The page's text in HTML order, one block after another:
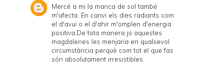
Mercé a mi la manca de sol també
m'afecta. En canvi els dies radiants com
el d'avui o el d'ahir m'omplen d'energia
positiva.De tota manera jo aquestes
magdalenes les menjaria en qualsevol
circumstància perquè com tot el que fas
són absolutament irresistibles.